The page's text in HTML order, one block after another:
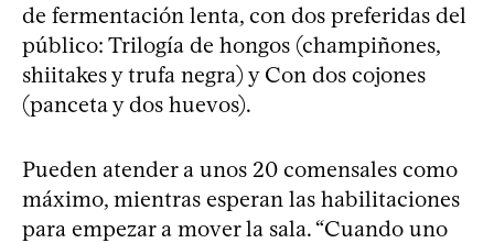
de fermentación lenta, con dos preferidas del
público: Trilogía de hongos (champiñones,
shiitakes y trufa negra) y Con dos cojones
(panceta y dos huevos).
Pueden atender a unos 20 comensales como
máximo, mientras esperan las habilitaciones
para empezar a mover la sala. “Cuando uno